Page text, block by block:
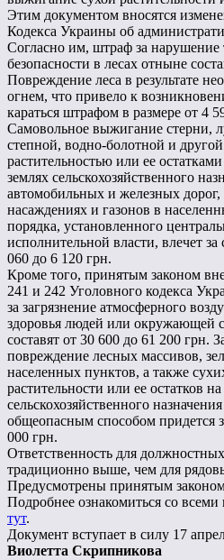
Этим документом вносятся
Кодекса Украины об
Согласно им, штраф за
безопасности в лесах отныне
Повреждение леса в результате
огнем, что привело к
караться штрафом в размере от 4
Самовольное выжигание стерни,
степной, водно-болотной и другой
растительностью или ее
землях сельскохозяйственного
автомобильных и железных
насаждениях и газонов в
порядка, установленного
исполнительной власти, влечет
060 до 6 120 грн.
Кроме того, принятым законом
241 и 242 Уголовного кодекса
за загрязнение атмосферного
здоровья людей или окружающей
составят от 30 600 до 61 200 грн.
повреждение лесных массивов,
населенных пунктов, а также
растительности или ее остатков
сельскохозяйственного
общеопасным способом придется
000 грн.
Ответственность для
традиционно выше, чем для
Предусмотрены принятым
Подробнее ознакомиться со
тут.
Документ вступает в силу 17
Виолетта Скрипникова